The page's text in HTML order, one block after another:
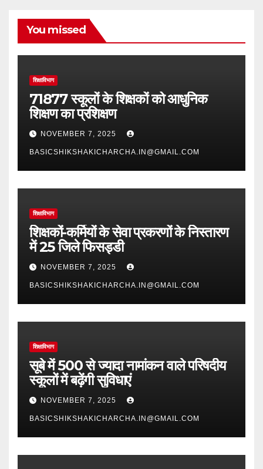
You missed
शिक्षाविभाग
71877 स्कूलों के शिक्षकों को आधुनिक
शिक्षण का प्रशिक्षण
NOVEMBER 7, 2025
BASICSHIKSHAKICHARCHA.IN@GMAIL.COM
शिक्षाविभाग
शिक्षकों-कर्मियों के सेवा प्रकरणों के निस्तारण
में 25 जिले फिसड्डी
NOVEMBER 7, 2025
BASICSHIKSHAKICHARCHA.IN@GMAIL.COM
शिक्षाविभाग
सूबे में 500 से ज्यादा नामांकन वाले परिषदीय
स्कूलों में बढ़ेंगी सुविधाएं
NOVEMBER 7, 2025
BASICSHIKSHAKICHARCHA.IN@GMAIL.COM